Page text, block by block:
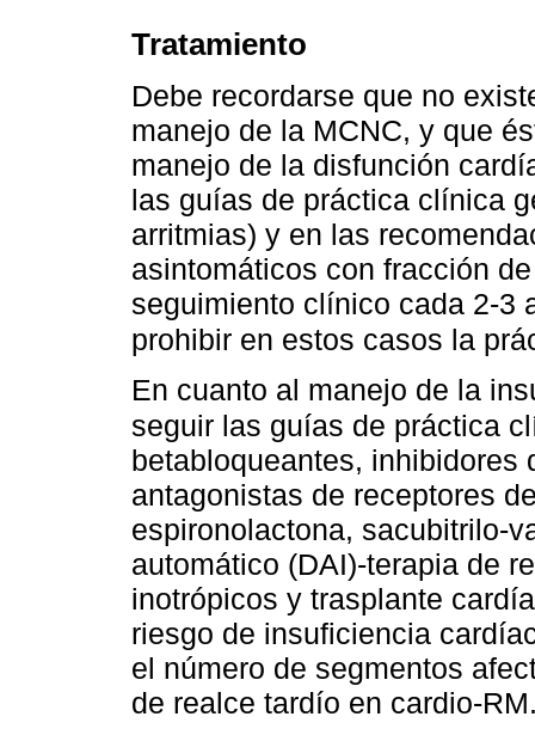
Tratamiento
Debe recordarse que no
manejo de la MCNC, y que
manejo de la disfunción
las guías de práctica clínica
arritmias) y en las
asintomáticos con fracción
seguimiento clínico cada 2-3
prohibir en estos casos la
En cuanto al manejo de la
seguir las guías de práctica
betabloqueantes, inhibidores
antagonistas de receptores
espironolactona, sacubitrilo-
automático (DAI)-terapia de
inotrópicos y trasplante
riesgo de insuficiencia
el número de segmentos
de realce tardío en cardio-